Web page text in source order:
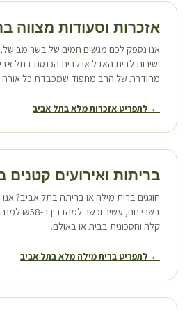
אזכרות וסעודות מצווה ב
אנו נספק לכם מגשים חמים של בשר מבושל,
ישירות לבית האבל או לבית הכנסת בתל
מהודרת של הרב מחפוד שמכבדת כל
← לתפריט אזכרות מלא בתל אביב
בריתות ואירועים קטנים
חוגגים ברית מילה או בריתה בתל אביב?
בשרי חם,
קלה וחסכונית בבית או באולם.
← לתפריט ברית מילה מלא בתל אביב